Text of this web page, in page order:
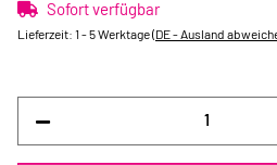
Sofort verfügbar
Lieferzeit: 1 - 5 Werktage(DE - Ausland